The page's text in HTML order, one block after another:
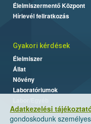
Adatkezelési
gondoskodunk
Élelmiszermentő Központ
Hírlevél feliratkozás
Gyakori kérdések
Élelmiszer
Állat
Növény
Laboratóriumok